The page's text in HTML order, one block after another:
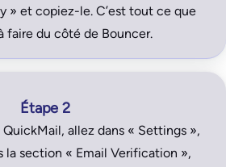
» et copiez-le. C’est tout ce que
faire du côté de Bouncer.
Étape 2
allez dans « Settings »,
la section « Email Verification »,